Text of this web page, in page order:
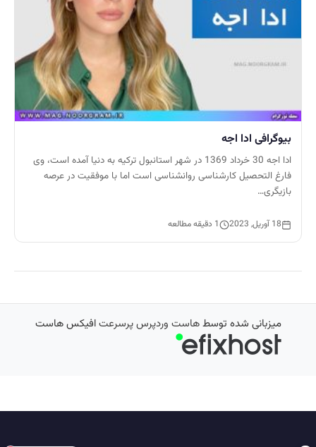
بیوگرافی ادا اجه
ادا اجه 30 خرداد 1369 در شهر استانبول ترکیه به دنیا آمده است، وی
فارغ التحصیل کارشناسی روانشناسی است اما با موفقیت در عرصه
بازیگری…
18 آوریل, 2023 1 دقیقه مطالعه
میزبانی شده توسطهاست وردپرس پرسرعتافیکس هاست